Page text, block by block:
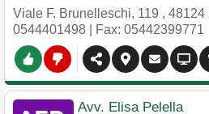
Viale F. Brunelleschi, 119 , 48124
0544401498 | Fax: 05442399771
Avv. Elisa Pelella